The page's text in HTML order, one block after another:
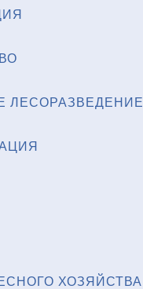
ЛЕСОРАЗВЕДЕНИЕ
ХОЗЯЙСТВА